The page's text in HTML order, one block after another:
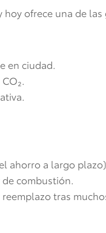
hoy ofrece una de
en ciudad.
ahorro a largo
combustión.
tras